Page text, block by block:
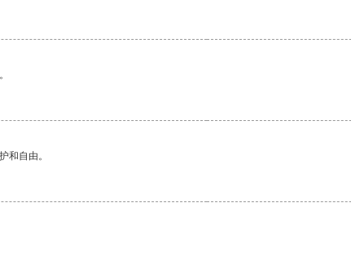
和自由。